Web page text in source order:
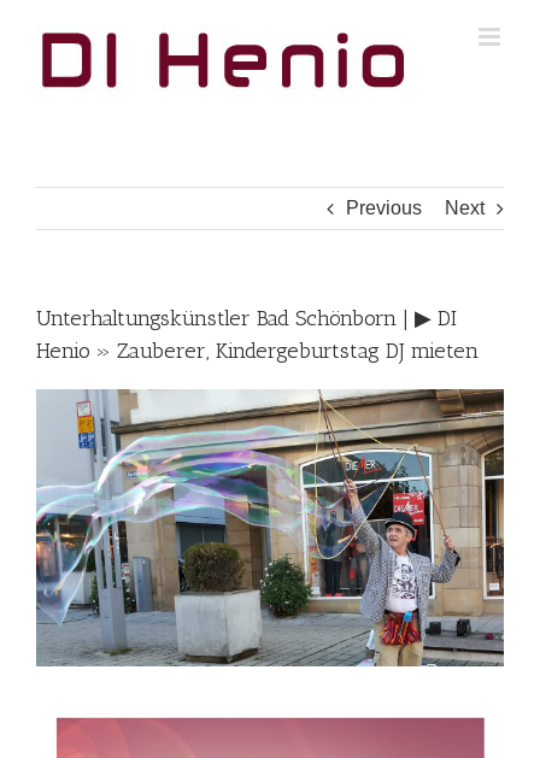
Previous Next
Unterhaltungskünstler Bad Schönborn | ▶︎ DI
Henio » Zauberer, Kindergeburtstag DJ mieten